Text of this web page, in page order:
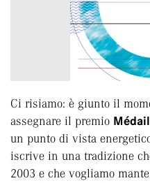
Ci risiamo: è giunto il
assegnare il premio
un punto di vista
iscrive in una tradizione
2003 e che vogliamo